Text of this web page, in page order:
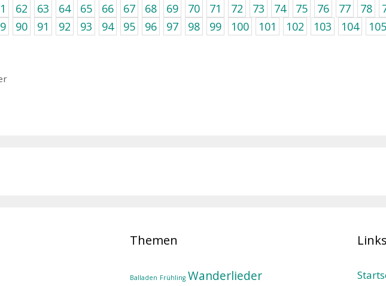
62 63 64 65 66 67 68 69 70 71 72 73 74 75 76 77 78
90 91 92 93 94 95 96 97 98 99 100 101 102 103 104 105
Themen
Balladen Frühling Wanderlieder
Links